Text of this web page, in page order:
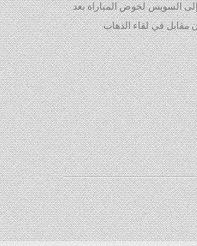
لخوض المباراة بعد
في لقاء الذهاب